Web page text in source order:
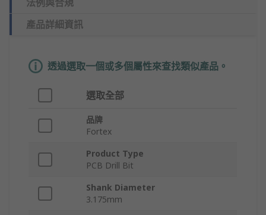
法例與合規
產品詳細資訊
透過選取一個或多個屬性來查找類似產品。
選取全部
品牌
Fortex
Product Type
PCB Drill Bit
Shank Diameter
3.175mm